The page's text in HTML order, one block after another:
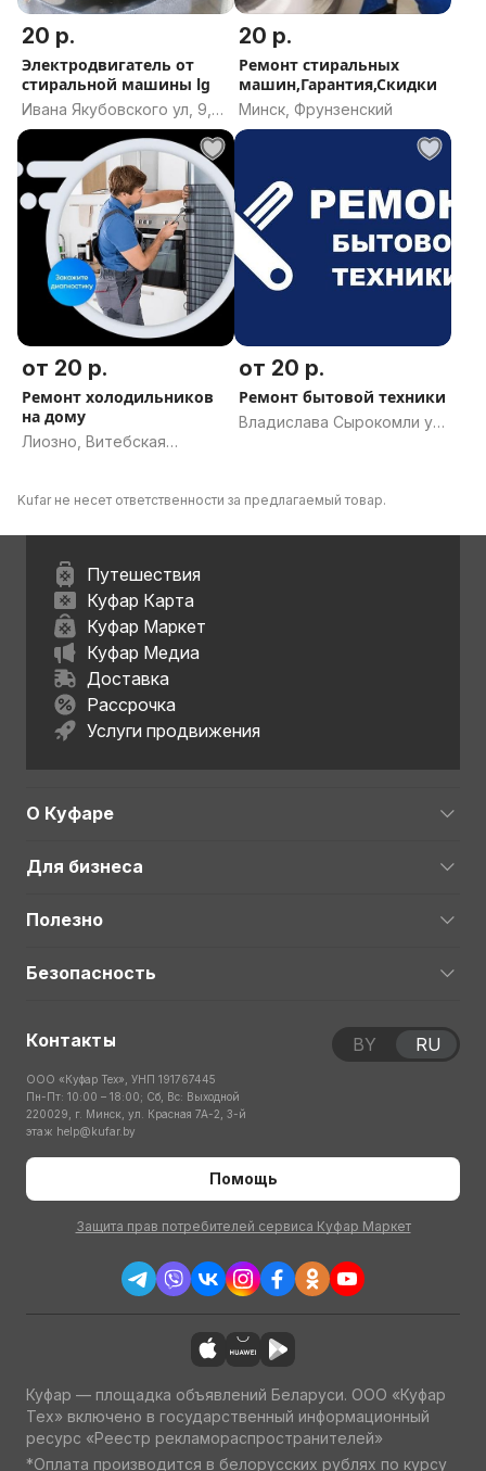
20 р.
Электродвигатель от
стиральной машины lg
Ивана Якубовского ул, 9,
Горки, Горецкий район,
Могилёвская область
20 р.
Ремонт стиральных
машин,Гарантия,Скидки
Минск, Фрунзенский
от 20 р.
Ремонт холодильников
на дому
Лиозно, Витебская
от 20 р.
Ремонт бытовой техники
Владислава Сырокомли ул,
Kufar не несет ответственности за предлагаемый товар.
Путешествия
Куфар Карта
Куфар Маркет
Куфар Медиа
Доставка
Рассрочка
Услуги продвижения
О Куфаре
Для бизнеса
Полезно
Безопасность
Контакты
ООО «Куфар Тех», УНП 191767445
Пн-Пт: 10:00 – 18:00; Сб, Вс: Выходной
220029, г. Минск, ул. Красная 7А-2, 3-й
этаж help@kufar.by
Помощь
Защита прав потребителей сервиса Куфар Маркет
BY RU
Куфар — площадка объявлений Беларуси. ООО «Куфар
Тех» включено в государственный информационный
ресурс «Реестр рекламораспространителей»
*Оплата производится в белорусских рублях по курсу